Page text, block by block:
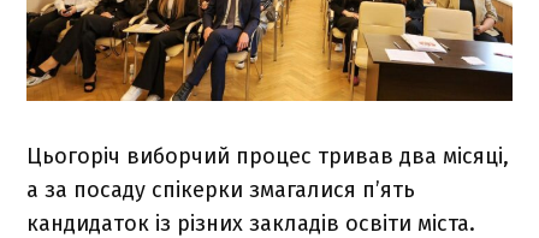
Цьогоріч виборчий процес тривав два місяці,
а за посаду спікерки змагалися п’ять
кандидаток із різних закладів освіти міста.